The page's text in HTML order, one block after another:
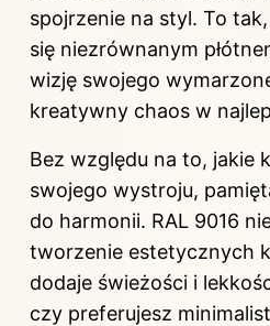
spojrzenie na styl. To tak,
się niezrównanym
wizję swojego
kreatywny chaos w
Bez względu na to, jakie
swojego wystroju,
do harmonii. RAL 9016
tworzenie estetycznych
dodaje świeżości i
czy preferujesz